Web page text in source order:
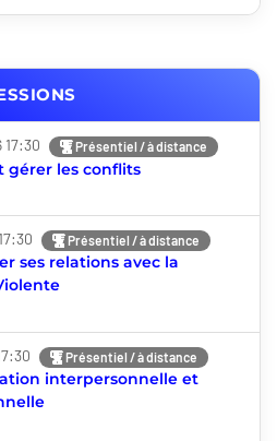
Présentiel / à distance
gérer les conflits
Présentiel / à distance
ses relations avec la
Présentiel / à distance
interpersonnelle et